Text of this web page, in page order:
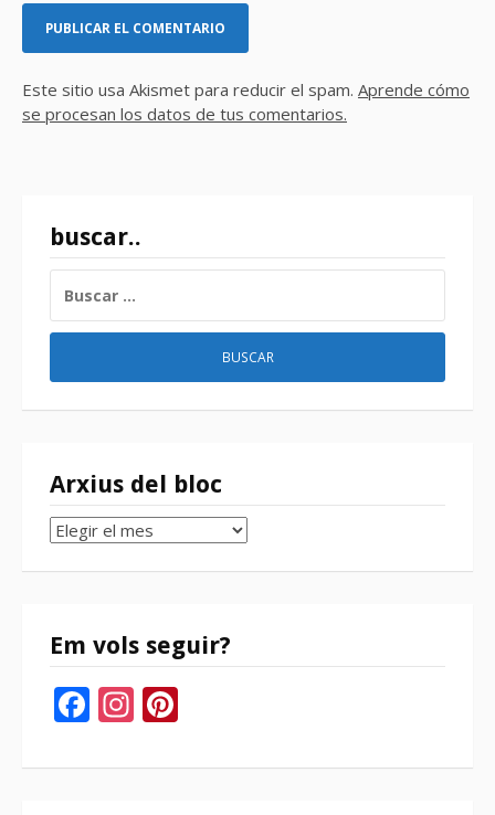
Este sitio usa Akismet para reducir el spam. Aprende cómo
se procesan los datos de tus comentarios.
buscar..
Arxius del bloc
Arxius
bloc
Em vols seguir?
Facebook
Instagram